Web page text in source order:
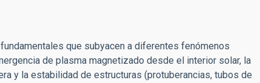
que subyacen a diferentes fenómenos
de plasma magnetizado desde el interior solar, la
y la estabilidad de estructuras (protuberancias, tubos de